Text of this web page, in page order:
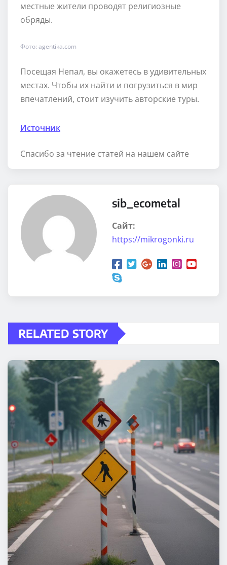
местные жители проводят религиозные
обряды.
Фото: agentika.com
Посещая Непал, вы окажетесь в удивительных
местах. Чтобы их найти и погрузиться в мир
впечатлений, стоит изучить авторские туры.
Источник
Спасибо за чтение статей на нашем сайте
sib_ecometal
Сайт:
https://mikrogonki.ru
RELATED STORY